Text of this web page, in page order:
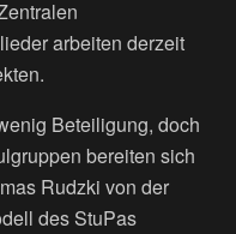
arbeiten derzeit
Beteiligung, doch
bereiten sich
Rudzki von der
des StuPas